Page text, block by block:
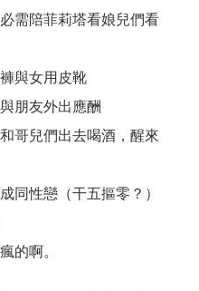
需陪菲莉塔看娘兒們看
與女用皮靴
朋友外出應酬
哥兒們出去喝酒，醒來
同性戀（干五摳零？）
的啊。